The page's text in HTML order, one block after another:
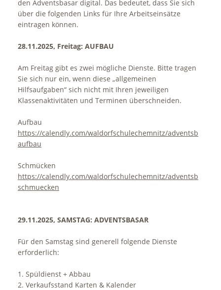
den Adventsbasar digital. Das bedeutet, dass Sie sich
über die folgenden Links für Ihre Arbeitseinsätze
eintragen können.
28.11.2025, Freitag: AUFBAU
Am Freitag gibt es zwei mögliche Dienste. Bitte tragen
Sie sich nur ein, wenn diese „allgemeinen
Hilfsaufgaben“ sich nicht mit Ihren jeweiligen
Klassenaktivitäten und Terminen überschneiden.
Aufbau
https://calendly.com/waldorfschulechemnitz/adventsbasar-
aufbau
Schmücken
https://calendly.com/waldorfschulechemnitz/adventsbasar-
schmuecken
29.11.2025, SAMSTAG: ADVENTSBASAR
Für den Samstag sind generell folgende Dienste
erforderlich:
1. Spüldienst + Abbau
2. Verkaufsstand Karten & Kalender